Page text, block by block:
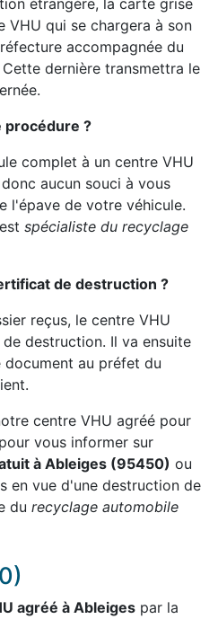
étrangère, la carte grise
VHU qui se chargera à son
accompagnée du
dernière transmettra le
procédure ?
complet à un centre VHU
aucun souci à vous
l'épave de votre véhicule.
spécialiste du recyclage
de destruction ?
reçus, le centre VHU
destruction. Il va ensuite
document au préfet du
centre VHU agréé pour
vous informer sur
à Ableiges (95450) ou
en vue d'une destruction de
du recyclage automobile
agréé à Ableiges par la